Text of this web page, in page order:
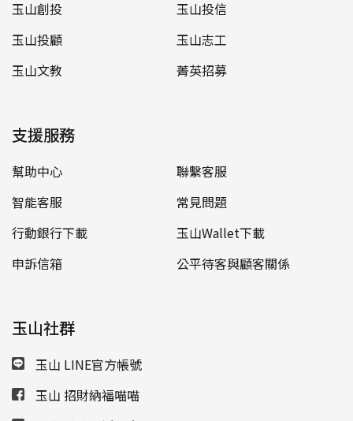
玉山創投
玉山投信
玉山投顧
玉山志工
玉山文教
菁英招募
支援服務
幫助中心
聯繫客服
智能客服
常見問題
行動銀行下載
玉山Wallet下載
申訴信箱
公平待客與顧客關係
玉山社群
玉山 LINE官方帳號
玉山 招財納福喵喵